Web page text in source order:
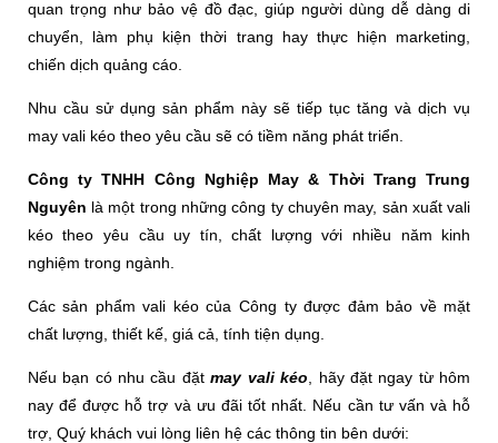
quan trọng như bảo vệ đồ đạc, giúp người dùng dễ dàng di
chuyển, làm phụ kiện thời trang hay thực hiện marketing,
chiến dịch quảng cáo.
Nhu cầu sử dụng sản phẩm này sẽ tiếp tục tăng và dịch vụ
may vali kéo theo yêu cầu sẽ có tiềm năng phát triển.
Công ty TNHH Công Nghiệp May & Thời Trang Trung
Nguyên là một trong những công ty chuyên may, sản xuất vali
kéo theo yêu cầu uy tín, chất lượng với nhiều năm kinh
nghiệm trong ngành.
Các sản phẩm vali kéo của Công ty được đảm bảo về mặt
chất lượng, thiết kế, giá cả, tính tiện dụng.
Nếu bạn có nhu cầu đặtmay vali kéo, hãy đặt ngay từ hôm
nay để được hỗ trợ và ưu đãi tốt nhất. Nếu cần tư vấn và hỗ
trợ, Quý khách vui lòng liên hệ các thông tin bên dưới: